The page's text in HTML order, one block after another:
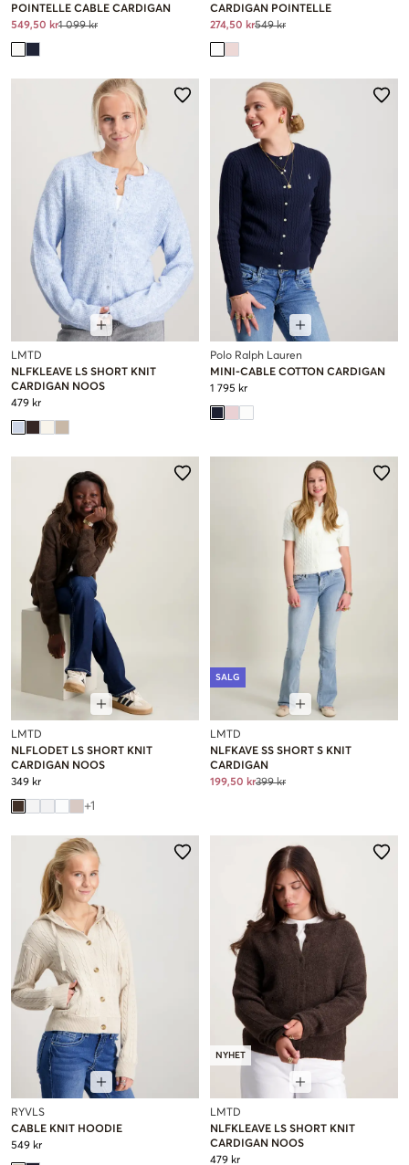
POINTELLE CABLE CARDIGAN
549,50 kr1 099 kr
CARDIGAN POINTELLE
274,50 kr549 kr
LMTD
NLFKLEAVE LS SHORT KNIT
CARDIGAN NOOS
479 kr
Polo Ralph Lauren
MINI-CABLE COTTON CARDIGAN
1 795 kr
LMTD
NLFLODET LS SHORT KNIT
CARDIGAN NOOS
349 kr
+1
SALG
LMTD
NLFKAVE SS SHORT S KNIT
CARDIGAN
199,50 kr399 kr
RYVLS
CABLE KNIT HOODIE
549 kr
NYHET
LMTD
NLFKLEAVE LS SHORT KNIT
CARDIGAN NOOS
479 kr